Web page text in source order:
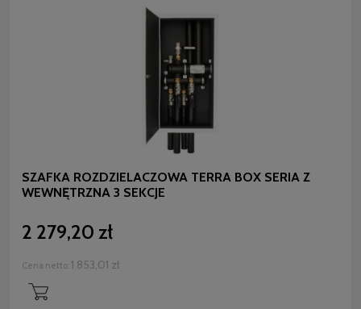
SZAFKA ROZDZIELACZOWA TERRA BOX SERIA Z
WEWNĘTRZNA 3 SEKCJE
2 279,20 zł
Cena netto: 1 853,01 zł